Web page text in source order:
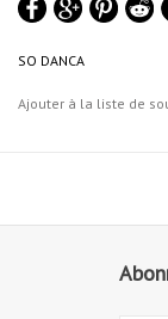
danseuses pour des
SO DANCA
Ajouter à la liste de